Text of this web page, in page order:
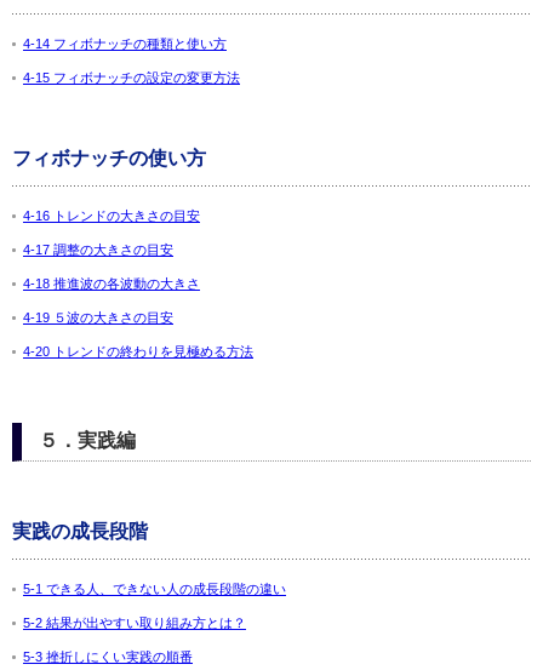
4-14 フィボナッチの種類と使い方
4-15 フィボナッチの設定の変更方法
フィボナッチの使い方
4-16 トレンドの大きさの目安
4-17 調整の大きさの目安
4-18 推進波の各波動の大きさ
4-19 ５波の大きさの目安
4-20 トレンドの終わりを見極める方法
５．実践編
実践の成長段階
5-1 できる人、できない人の成長段階の違い
5-2 結果が出やすい取り組み方とは？
5-3 挫折しにくい実践の順番